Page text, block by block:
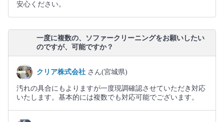
安心ください。
一度に複数の、ソファークリーニングをお願いしたい
のですが、可能ですか？
クリア株式会社 さん(宮城県)
汚れの具合にもよりますが一度現調確認させていただき対応
いたします。基本的には複数でも対応可能でございます。